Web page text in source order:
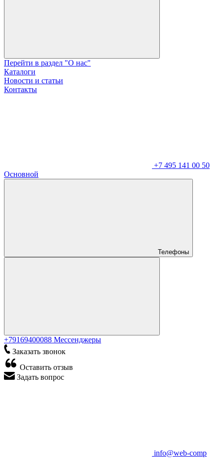
Перейти в раздел "О нас"
Каталоги
Новости и статьи
Контакты
+7 495 141 00 50
Основной
Телефоны
+79169400088 Мессенджеры
Заказать звонок
Оставить отзыв
Задать вопрос
info@web-comp